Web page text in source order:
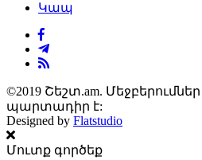
Կապ
©2019 Շեշտ.am.
պարտադիր է:
Designed by Flatstudio
Մուտք գործեք